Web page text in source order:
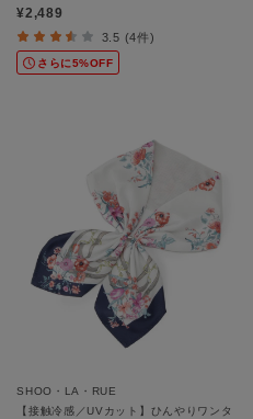
¥2,489
3.5 (4件)
さらに5%OFF
SHOO・LA・RUE
【接触冷感／UVカット】ひんやりワンタ